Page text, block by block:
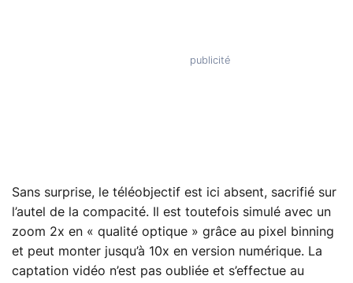
Sans surprise, le téléobjectif est ici absent, sacrifié sur
l’autel de la compacité. Il est toutefois simulé avec un
zoom 2x en « qualité optique » grâce au pixel binning
et peut monter jusqu’à 10x en version numérique. La
captation vidéo n’est pas oubliée et s’effectue au